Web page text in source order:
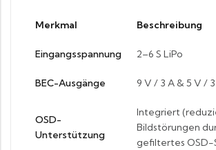
Merkmal Beschreibung
Eingangsspannung 2–6 S LiPo
BEC-Ausgänge 9 V / 3 A & 5 V /
OSD-
Unterstützung
Integriert
Bildstörungen
gefiltertes OSD-